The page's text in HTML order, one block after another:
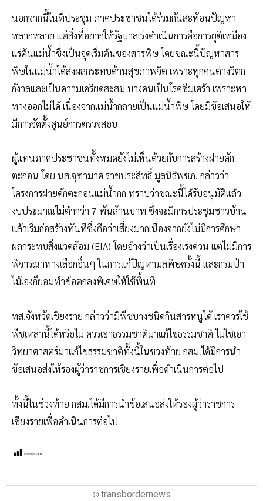
นอกจากนี้ในที่ประชุม ภาคประชาชนได้ร่วมกันสะท้อนปัญหา
หลากหลาย แต่สิ่งที่อยากให้รัฐบาลเร่งดำเนินการคือการยุติเหมือง
แร่ต้นแม่น้ำซึ่งเป็นจุดเริ่มต้นของสารพิษ โดยขณะนี้ปัญหาสาร
พิษในแม่น้ำได้ส่งผลกระทบด้านสุขภาพจิต เพราะทุกคนต่างวิตก
กังวลและเป็นความเครียดสะสม บางคนเป็นโรคซึมเศร้า เพราะหา
ทางออกไม่ได้ เนื่องจากแม่น้ำกลายเป็นแม่น้ำพิษ โดยมีข้อเสนอให้
มีการจัดตั้งศูนย์การตรวจสอบ
ผู้แทนภาคประชาชนทั้งหมดยังไม่เห็นด้วยกับการสร้างฝายดัก
ตะกอน โดย นส.จุฑามาศ ราชประสิทธิ์ มูลนิธิพชภ. กล่าวว่า
โครงการฝายดักตะกอนแม่น้ำกก ทราบว่าขณะนี้ได้รับอนุมัติแล้ว
งบประมาณไม่ต่ำกว่า 7 พันล้านบาท ซึ่งจะมีการประชุมชาวบ้าน
แล้วเริ่มก่อสร้างทันทีซึ่งถือว่าเสี่ยงมากเนื่องจากยังไม่มีการศึกษา
ผลกระทบสิ่งแวดล้อม (EIA) โดยอ้างว่าเป็นเรื่องเร่งด่วน แต่ไม่มีการ
พิจารณาทางเลือกอื่นๆ ในการแก้ปัญหามลพิษครั้งนี้ และกรมป่า
ไม้เองก็ยอมทำข้อตกลงพิเศษให้ใช้พื้นที่
ทส.จังหวัดเชียงราย กล่าวว่ามีพืชบางชนิดกินสารหนูได้ เราควรใช้
พืชเหล่านี้ได้หรือไม่ ควรเอาธรรมชาติมาแก้ไขธรรมชาติ ไม่ใช่เอา
วิทยาศาสตร์มาแก้ไขธรรมชาติทั้งนี้ในช่วงท้าย กสม.ได้มีการนำ
ข้อเสนอส่งให้รองผู้ว่าราชการเชียงรายเพื่อดำเนินการต่อไป
ทั้งนี้ในช่วงท้าย กสม.ได้มีการนำข้อเสนอส่งให้รองผู้ว่าราชการ
เชียงรายเพื่อดำเนินการต่อไป
Post Views: 7,688
© transbordernews